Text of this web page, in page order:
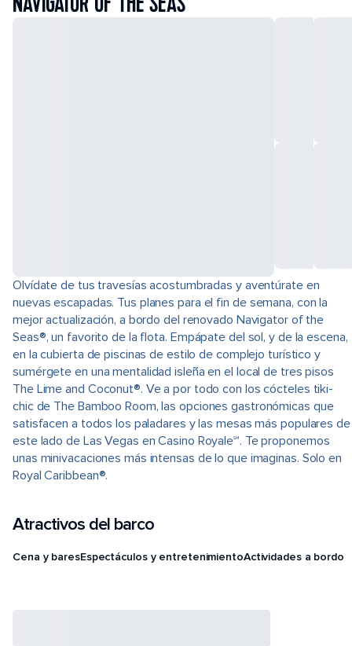
Olvídate de tus travesías acostumbradas y aventúrate en
nuevas escapadas. Tus planes para el fin de semana, con la
mejor actualización, a bordo del renovado Navigator of the
Seas®, un favorito de la flota. Empápate del sol, y de la escena,
en la cubierta de piscinas de estilo de complejo turístico y
sumérgete en una mentalidad isleña en el local de tres pisos
The Lime and Coconut®. Ve a por todo con los cócteles tiki-
chic de The Bamboo Room, las opciones gastronómicas que
satisfacen a todos los paladares y las mesas más populares de
este lado de Las Vegas en Casino Royale℠. Te proponemos
unas minivacaciones más intensas de lo que imaginas. Solo en
Royal Caribbean®.
Atractivos del barco
Cena y baresEspectáculos y entretenimientoActividades a bordo